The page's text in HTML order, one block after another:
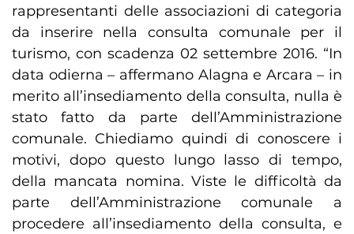
rappresentanti delle associazioni di categoria
da inserire nella consulta comunale per il
turismo, con scadenza 02 settembre 2016. “In
data odierna – affermano Alagna e Arcara – in
merito all’insediamento della consulta, nulla è
stato fatto da parte dell’Amministrazione
comunale. Chiediamo quindi di conoscere i
motivi, dopo questo lungo lasso di tempo,
della mancata nomina. Viste le difficoltà da
parte dell’Amministrazione comunale a
procedere all’insediamento della consulta, e